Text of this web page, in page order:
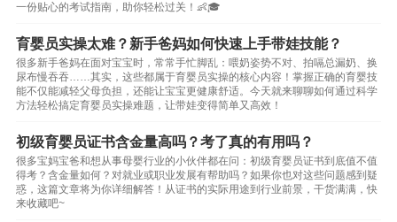
一份贴心的考试指南，助你轻松过关！👶🎓
育婴员实操太难？新手爸妈如何快速上手带娃技能？
很多新手爸妈在面对宝宝时，常常手忙脚乱：喂奶姿势不对、拍嗝总漏奶、换
尿布慢吞吞……其实，这些都属于育婴员实操的核心内容！掌握正确的育婴技
能不仅能减轻父母负担，还能让宝宝更健康舒适。今天就来聊聊如何通过科学
方法轻松搞定育婴员实操难题，让带娃变得简单又高效！
初级育婴员证书含金量高吗？考了真的有用吗？
很多宝妈宝爸和想从事母婴行业的小伙伴都在问：初级育婴员证书到底值不值
得考？含金量如何？对就业或职业发展有帮助吗？如果你也对这些问题感到疑
惑，这篇文章将为你详细解答！从证书的实际用途到行业前景，干货满满，快
来收藏吧~